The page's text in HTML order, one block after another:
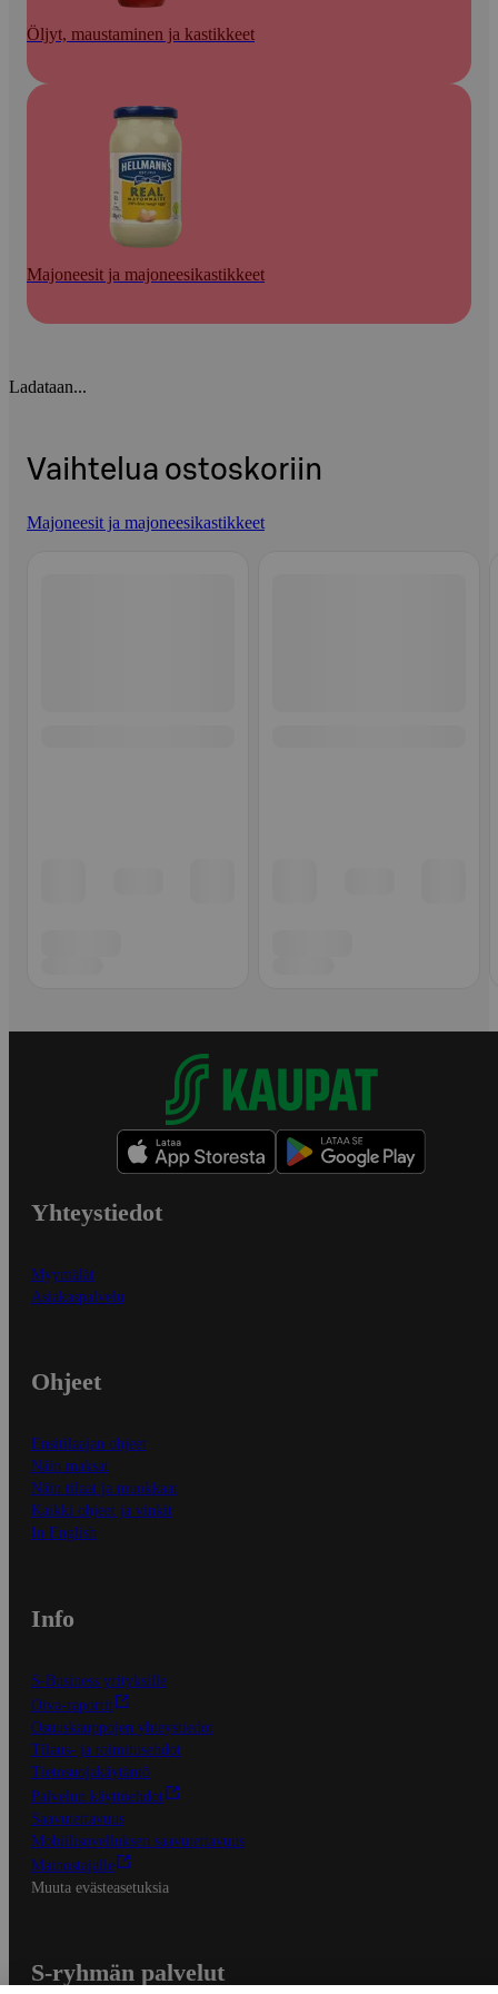
Öljyt, maustaminen ja kastikkeet
Majoneesit ja majoneesikastikkeet
Ladataan...
Vaihtelua ostoskoriin
Majoneesit ja majoneesikastikkeet
Yhteystiedot
Myymälät
Asiakaspalvelu
Ohjeet
Ensitilaajan ohjeet
Näin maksat
Näin tilaat ja muokkaat
Kaikki ohjeet ja vinkit
In English
Info
S-Business yrityksille
Oiva-raportit
Osuuskauppojen yhteystiedot
Tilaus- ja toimitusehdot
Tietosuojakäytäntö
Palvelun käyttöehdot
Saavutettavuus
Mobiilisovelluksen saavutettavuus
Mainostajalle
Muuta evästeasetuksia
S-ryhmän palvelut